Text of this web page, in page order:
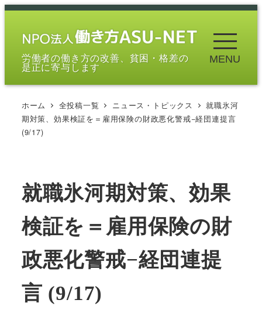
メ
労働者の働き方の改善、貧困・格差の
是正に寄与します
MENU
ホーム 全投稿一覧 ニュース・トピックス
就職氷河
期対策、効果検証を＝雇用保険の財政悪化警戒−経団連提言
(9/17)
就職氷河期対策、効果
検証を＝雇用保険の財
政悪化警戒−経団連提
言 (9/17)